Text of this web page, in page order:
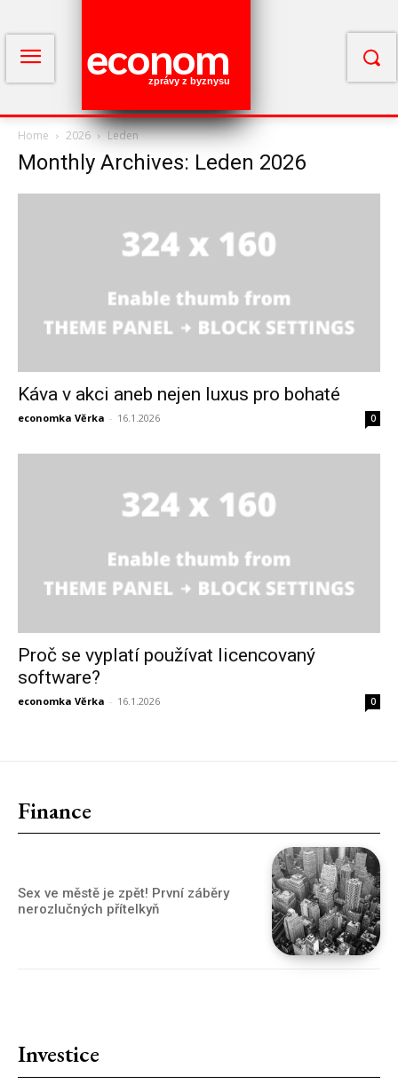
econom
zprávy z byznysu
Home 2026 Leden
Monthly Archives: Leden 2026
Káva v akci aneb nejen luxus pro bohaté
economka Věrka - 16.1.2026 0
Proč se vyplatí používat licencovaný
software?
economka Věrka - 16.1.2026 0
Finance
Sex ve městě je zpět! První záběry
nerozlučných přítelkyň
Investice